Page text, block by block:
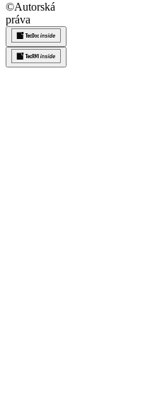
©Autorská
práva